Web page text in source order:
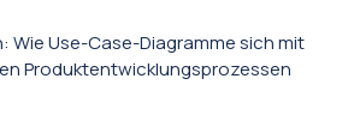
Use-Case-Diagramme sich mit
Produktentwicklungsprozessen